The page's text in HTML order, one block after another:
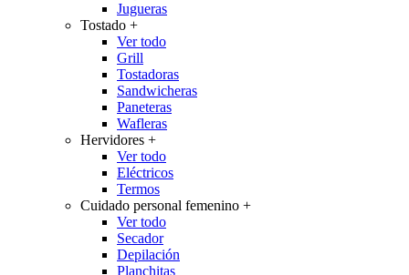
Jugueras
Tostado +
Ver todo
Grill
Tostadoras
Sandwicheras
Paneteras
Wafleras
Hervidores +
Ver todo
Eléctricos
Termos
Cuidado personal femenino +
Ver todo
Secador
Depilación
Planchitas